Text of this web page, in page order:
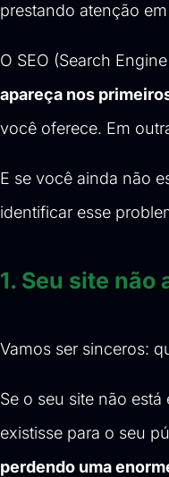
prestando atenção
O SEO (Search
apareça nos
você oferece. Em
E se você ainda não
identificar esse
1. Seu site
Vamos ser sinceros:
Se o seu site não
existisse para o seu
perdendo uma